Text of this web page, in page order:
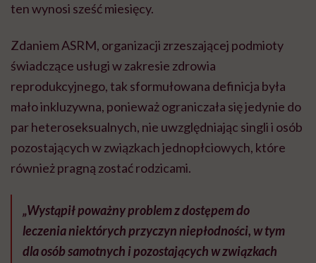
ten wynosi sześć miesięcy.
Zdaniem ASRM, organizacji zrzeszającej podmioty
świadczące usługi w zakresie zdrowia
reprodukcyjnego, tak sformułowana definicja była
mało inkluzywna, ponieważ ograniczała się jedynie do
par heteroseksualnych, nie uwzględniając singli i osób
pozostających w związkach jednopłciowych, które
również pragną zostać rodzicami.
„Wystąpił poważny problem z dostępem do
leczenia niektórych przyczyn niepłodności, w tym
dla osób samotnych i pozostających w związkach